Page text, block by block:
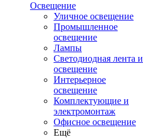
Освещение
Уличное освещение
Промышленное
освещение
Лампы
Светодиодная лента и
освещение
Интерьерное
освещение
Комплектующие и
электромонтаж
Офисное освещение
Ещё